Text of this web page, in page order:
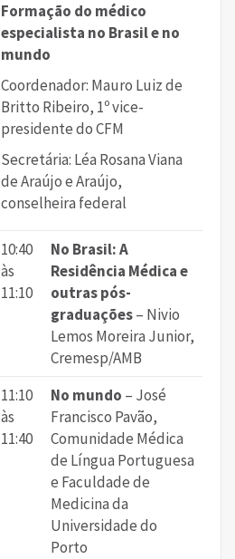
Formação do médico
especialista no Brasil e no
mundo
Coordenador: Mauro Luiz de
Britto Ribeiro, 1º vice-
presidente do CFM
Secretária: Léa Rosana Viana
de Araújo e Araújo,
conselheira federal
10:40
às
11:10
No Brasil: A
Residência Médica e
outras pós-
graduações– Nivio
Lemos Moreira Junior,
Cremesp/AMB
11:10
às
11:40
No mundo – José
Francisco Pavão,
Comunidade Médica
de Língua Portuguesa
e Faculdade de
Medicina da
Universidade do
Porto